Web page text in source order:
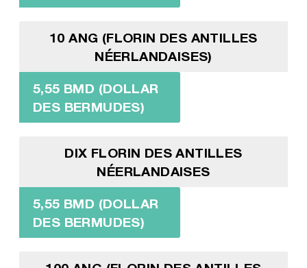
10 ANG (FLORIN DES ANTILLES
NÉERLANDAISES)
5,55 BMD (DOLLAR
DES BERMUDES)
DIX FLORIN DES ANTILLES
NÉERLANDAISES
5,55 BMD (DOLLAR
DES BERMUDES)